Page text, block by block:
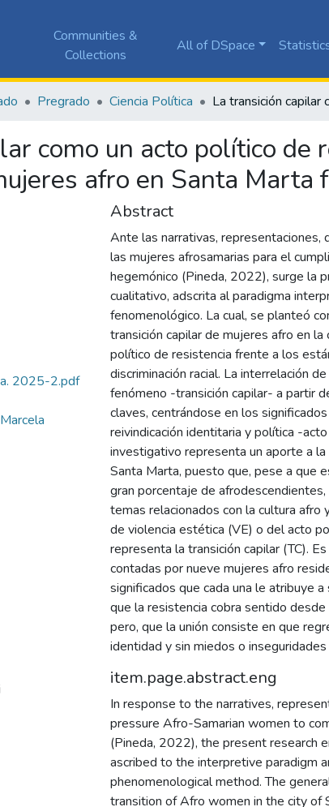
Communities &
Collections
All of DSpace
Pregrado Ciencia Política
como un acto político de
afro en Santa Marta
2025-2.pdf
Abstract
Ante las narrativas, representaciones,
las mujeres afrosamarias para el
hegemónico (Pineda, 2022), surge la
cualitativo, adscrita al paradigma
fenomenológico. La cual, se planteó
transición capilar de mujeres afro en
político de resistencia frente a los
discriminación racial. La interrelación
fenómeno -transición capilar- a partir
claves, centrándose en los
reivindicación identitaria y política -
investigativo representa un aporte a
Santa Marta, puesto que, pese a que
gran porcentaje de
temas relacionados con la cultura afro
de violencia estética (VE) o del acto
representa la transición capilar (TC).
contadas por nueve mujeres afro
significados que cada una le atribuye
que la resistencia cobra sentido
pero, que la unión consiste en que
identidad y sin miedos o
item.page.abstract.eng
In response to the narratives,
pressure Afro-Samarian women to
(Pineda, 2022), the present research
ascribed to the interpretive paradigm
phenomenological method. The
transition of Afro women in the city of